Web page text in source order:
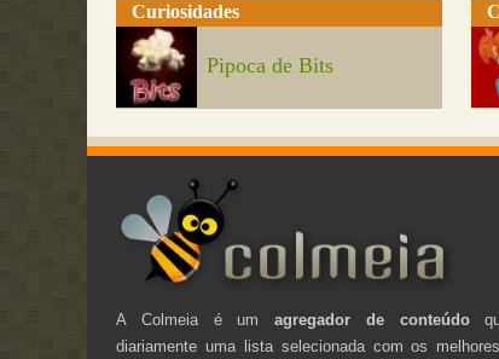
Curiosidades
Pipoca de Bits
A Colmeia é umagregador de conteúdo
diariamente uma lista selecionada com os